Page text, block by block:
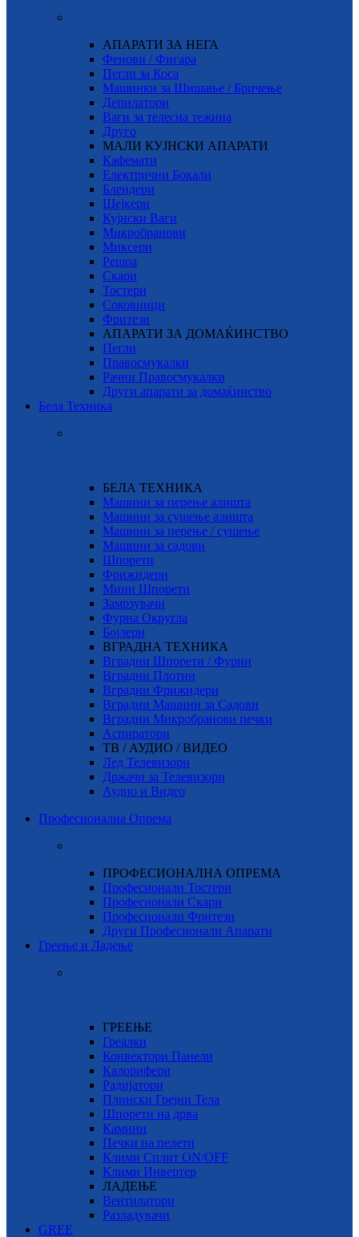
АПАРАТИ ЗА НЕГА
Фенови / Фигара
Пегли за Коса
Машинки за Шишање / Бричење
Депилатори
Ваги за телесна тежина
Друго
МАЛИ КУЈНСКИ АПАРАТИ
Кафемати
Електрични Бокали
Блендери
Шејкери
Кујнски Ваги
Микробранови
Миксери
Решоа
Скари
Тостери
Соковници
Фритези
АПАРАТИ ЗА ДОМАЌИНСТВО
Пегли
Правосмукалки
Рачни Правосмукалки
Други апарати за домаќинство
Бела Техника
БЕЛА ТЕХНИКА
Машини за перење алишта
Машини за сушење алишта
Машини за перење / сушење
Машини за садови
Шпорети
Фрижидери
Мини Шпорети
Замрзувачи
Фурна Округла
Бојлери
ВГРАДНА ТЕХНИКА
Вградни Шпорети / Фурни
Вградни Плотни
Вградни Фрижидери
Вградни Машини за Садови
Вградни Микробранови печки
Аспиратори
ТВ / АУДИО / ВИДЕО
Лед Телевизори
Држачи за Телевизори
Аудио и Видео
Професионална Опрема
ПРОФЕСИОНАЛНА ОПРЕМА
Професионали Тостери
Професионали Скари
Професионали Фритези
Други Професионали Апарати
Греење и Ладење
ГРЕЕЊЕ
Греалки
Конвектори Панели
Калорифери
Радијатори
Плински Грејни Тела
Шпорети на дрва
Камини
Печки на пелети
Клими Сплит ON/OFF
Клими Инвертер
ЛАДЕЊЕ
Вентилатори
Разладувачи
GREE